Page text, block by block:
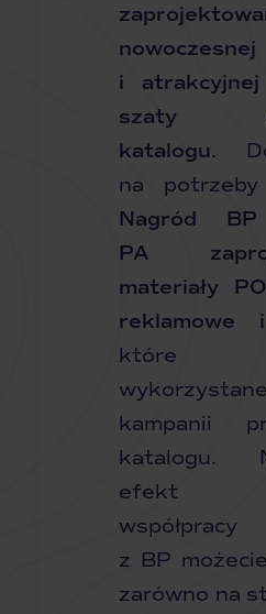
nowoczesnej
i atrakcyjnej
szaty
katalogu.
na potrzeby
Nagród
PA
materiały
reklamowe
które
kampanii
katalogu.
efekt
współpracy
z BP
zarówno na